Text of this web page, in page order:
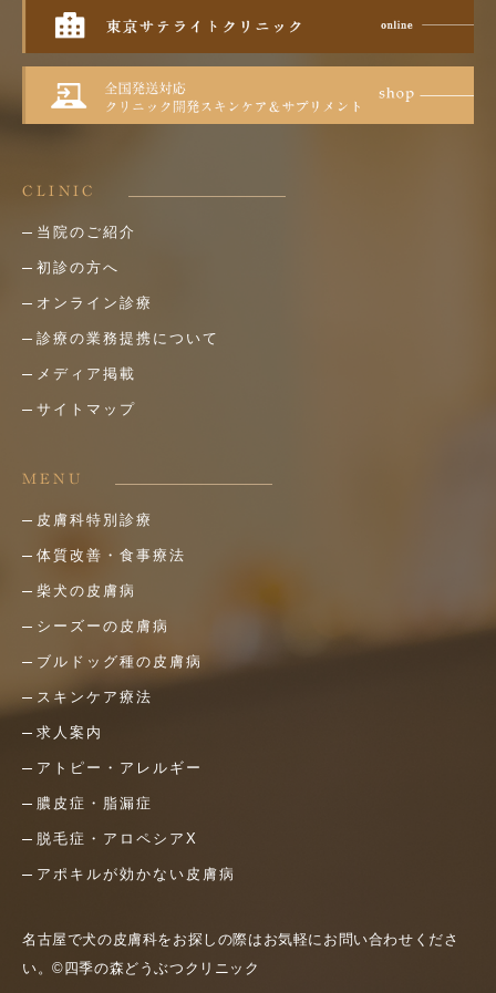
CLINIC
当院のご紹介
初診の方へ
オンライン診療
診療の業務提携について
メディア掲載
サイトマップ
MENU
皮膚科特別診療
体質改善・食事療法
柴犬の皮膚病
シーズーの皮膚病
ブルドッグ種の皮膚病
スキンケア療法
求人案内
アトピー・アレルギー
膿皮症・脂漏症
脱毛症・アロペシアX
アポキルが効かない皮膚病
名古屋で犬の皮膚科をお探しの際はお気軽にお問い合わせくださ
い。©四季の森どうぶつクリニック